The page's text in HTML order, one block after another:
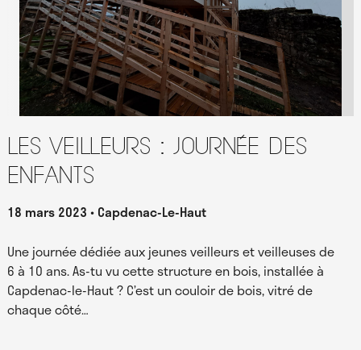
Les Veilleurs : journée des
enfants
18 mars 2023 Capdenac-Le-Haut
Une journée dédiée aux jeunes veilleurs et veilleuses de
6 à 10 ans. As-tu vu cette structure en bois, installée à
Capdenac-le-Haut ? C’est un couloir de bois, vitré de
chaque côté…